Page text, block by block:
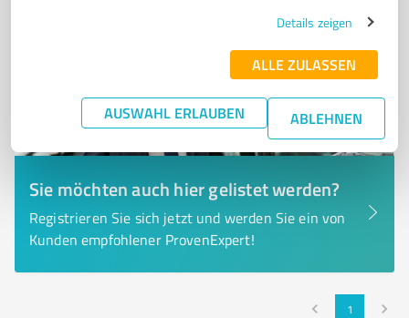
Details zeigen
ALLE ZULASSEN
AUSWAHL ERLAUBEN ABLEHNEN
Sie möchten auch hier gelistet werden?
Registrieren Sie sich jetzt und werden Sie ein von
Kunden empfohlener ProvenExpert!
1